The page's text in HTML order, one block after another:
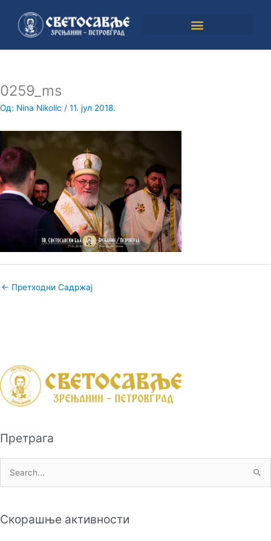
садржај
0259_ms
Од: Nina Nikolic / 11. јул 2018.
← Претходни Садржај
Претрага
тСкорашње активности